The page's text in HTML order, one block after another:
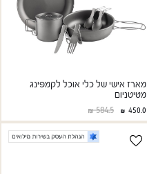
מארז אישי של כלי אוכל לקמפינג
מטיטניום
450.0
584.5